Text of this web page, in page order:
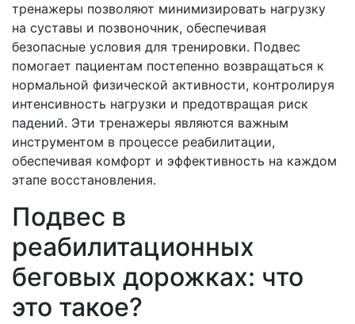
тренажеры позволяют минимизировать нагрузку
на суставы и позвоночник, обеспечивая
безопасные условия для тренировки. Подвес
помогает пациентам постепенно возвращаться к
нормальной физической активности, контролируя
интенсивность нагрузки и предотвращая риск
падений. Эти тренажеры являются важным
инструментом в процессе реабилитации,
обеспечивая комфорт и эффективность на каждом
этапе восстановления.
Подвес в
реабилитационных
беговых дорожках: что
это такое?